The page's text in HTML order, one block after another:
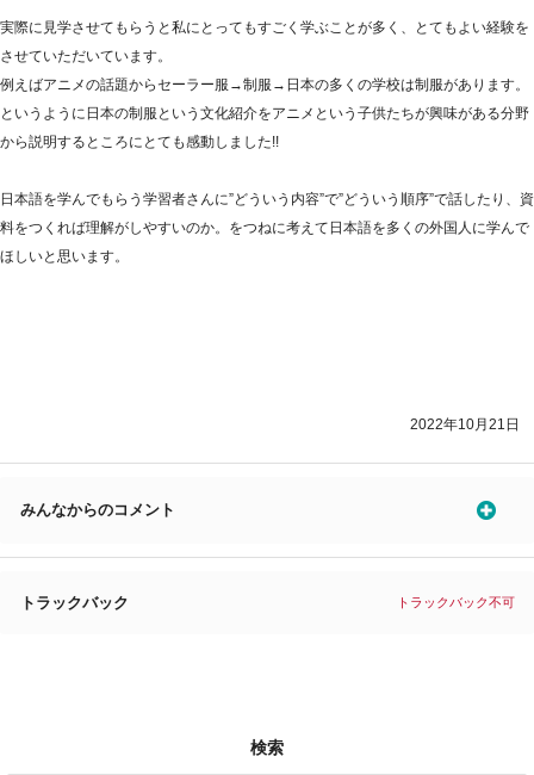
実際に見学させてもらうと私にとってもすごく学ぶことが多く、とてもよい経験を
させていただいています。
例えばアニメの話題からセーラー服→制服→日本の多くの学校は制服があります。
というように日本の制服という文化紹介をアニメという子供たちが興味がある分野
から説明するところにとても感動しました!!
日本語を学んでもらう学習者さんに”どういう内容”で”どういう順序”で話したり、資
料をつくれば理解がしやすいのか。をつねに考えて日本語を多くの外国人に学んで
ほしいと思います。
2022年10月21日
みんなからのコメント
トラックバック トラックバック不可
検索